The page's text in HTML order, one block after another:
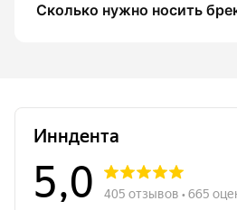
Сколько нужно носить